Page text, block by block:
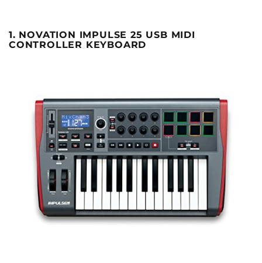
1. NOVATION IMPULSE 25 USB MIDI
CONTROLLER KEYBOARD